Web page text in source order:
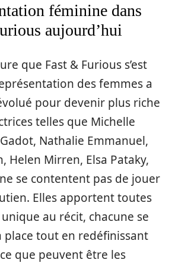
féminine dans
aujourd’hui
que Fast & Furious s’est
des femmes a
pour devenir plus riche
telles que Michelle
Nathalie Emmanuel,
Helen Mirren, Elsa Pataky,
se contentent pas de jouer
Elles apportent toutes
au récit, chacune se
tout en redéfinissant
que peuvent être les